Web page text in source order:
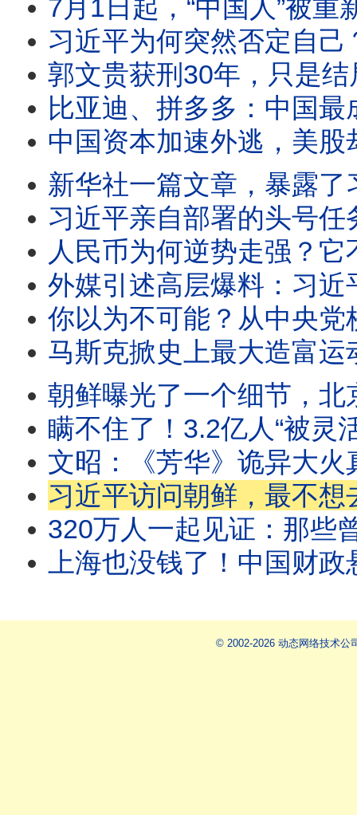
7月1日起，“中国人”被重新定义！一部新法律
习近平为何突然否定自己？昨天是功
郭文贵获刑30年，只是结局：值得复盘的
比亚迪、拼多多：中国最成功的两个神
中国资本加速外逃，美股却越涨越高
新华社一篇文章，暴露了习近平
习近平亲自部署的头号任务，为何6个月又
人民币为何逆势走强？它不能跌的原
外媒引述高层爆料：习近平正在进行
你以为不可能？从中央党校校长到“小组长
马斯克掀史上最大造富运动：SPACE X上市、“共
朝鲜曝光了一个细节，北京
瞒不住了！3.2亿人“被灵活”：中
文昭：《芳华》诡异大火
习近平访问朝鲜，最不想去的地方还是去了，暗
320万人一起见证：那些曾被嘲笑的
上海也没钱了！中国财政悬崖全面浮现：教师欠
© 2002-2026 动态网络技术公